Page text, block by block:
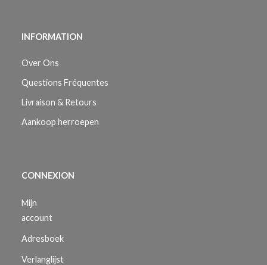
INFORMATION
Over Ons
Questions Fréquentes
Livraison & Retours
Aankoop herroepen
CONNEXION
Mijn
account
Adresboek
Verlanglijst